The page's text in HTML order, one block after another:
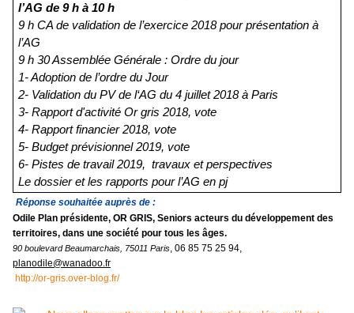
l’AG de 9 h à 10 h
9 h CA de validation de l’exercice 2018 pour présentation à
l’AG
9 h 30 Assemblée Générale : Ordre du jour
1- Adoption de l’ordre du Jour
2- Validation du PV de l‘AG du 4 juillet 2018 à Paris
3- Rapport d'activité Or gris 2018, vote
4- Rapport financier 2018, vote
5- Budget prévisionnel 2019, vote
6- Pistes de travail 2019, travaux et perspectives
Le dossier et les rapports pour l’AG en pj
Réponse souhaitée auprès de :
Odile Plan présidente, OR GRIS, Seniors acteurs du développement des
territoires, dans une société pour tous les âges.
90 boulevard Beaumarchais, 75011 Paris , 06 85 75 25 94,
planodile@wanadoo.fr
http://or-gris.over-blog.fr/